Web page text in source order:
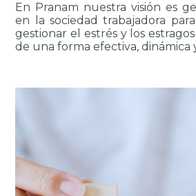
En Pranam nuestra visión es
en la sociedad trabajadora
gestionar el estrés y los
de una forma efectiva, dinámica